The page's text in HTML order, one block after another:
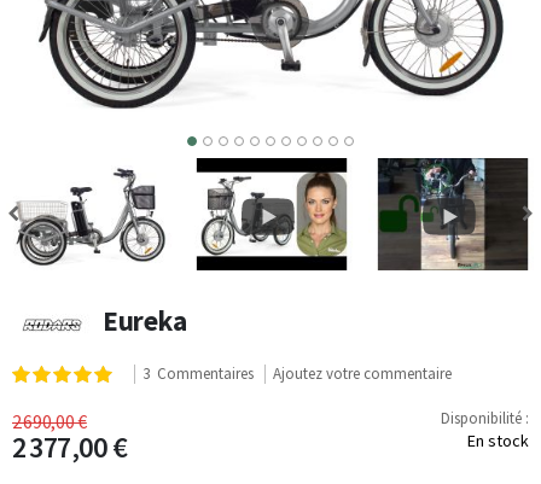
Eureka
Notation:
3 Commentaires Ajoutez votre commentaire
2 690,00 €
2 377,00 €
Disponibilité :
En stock